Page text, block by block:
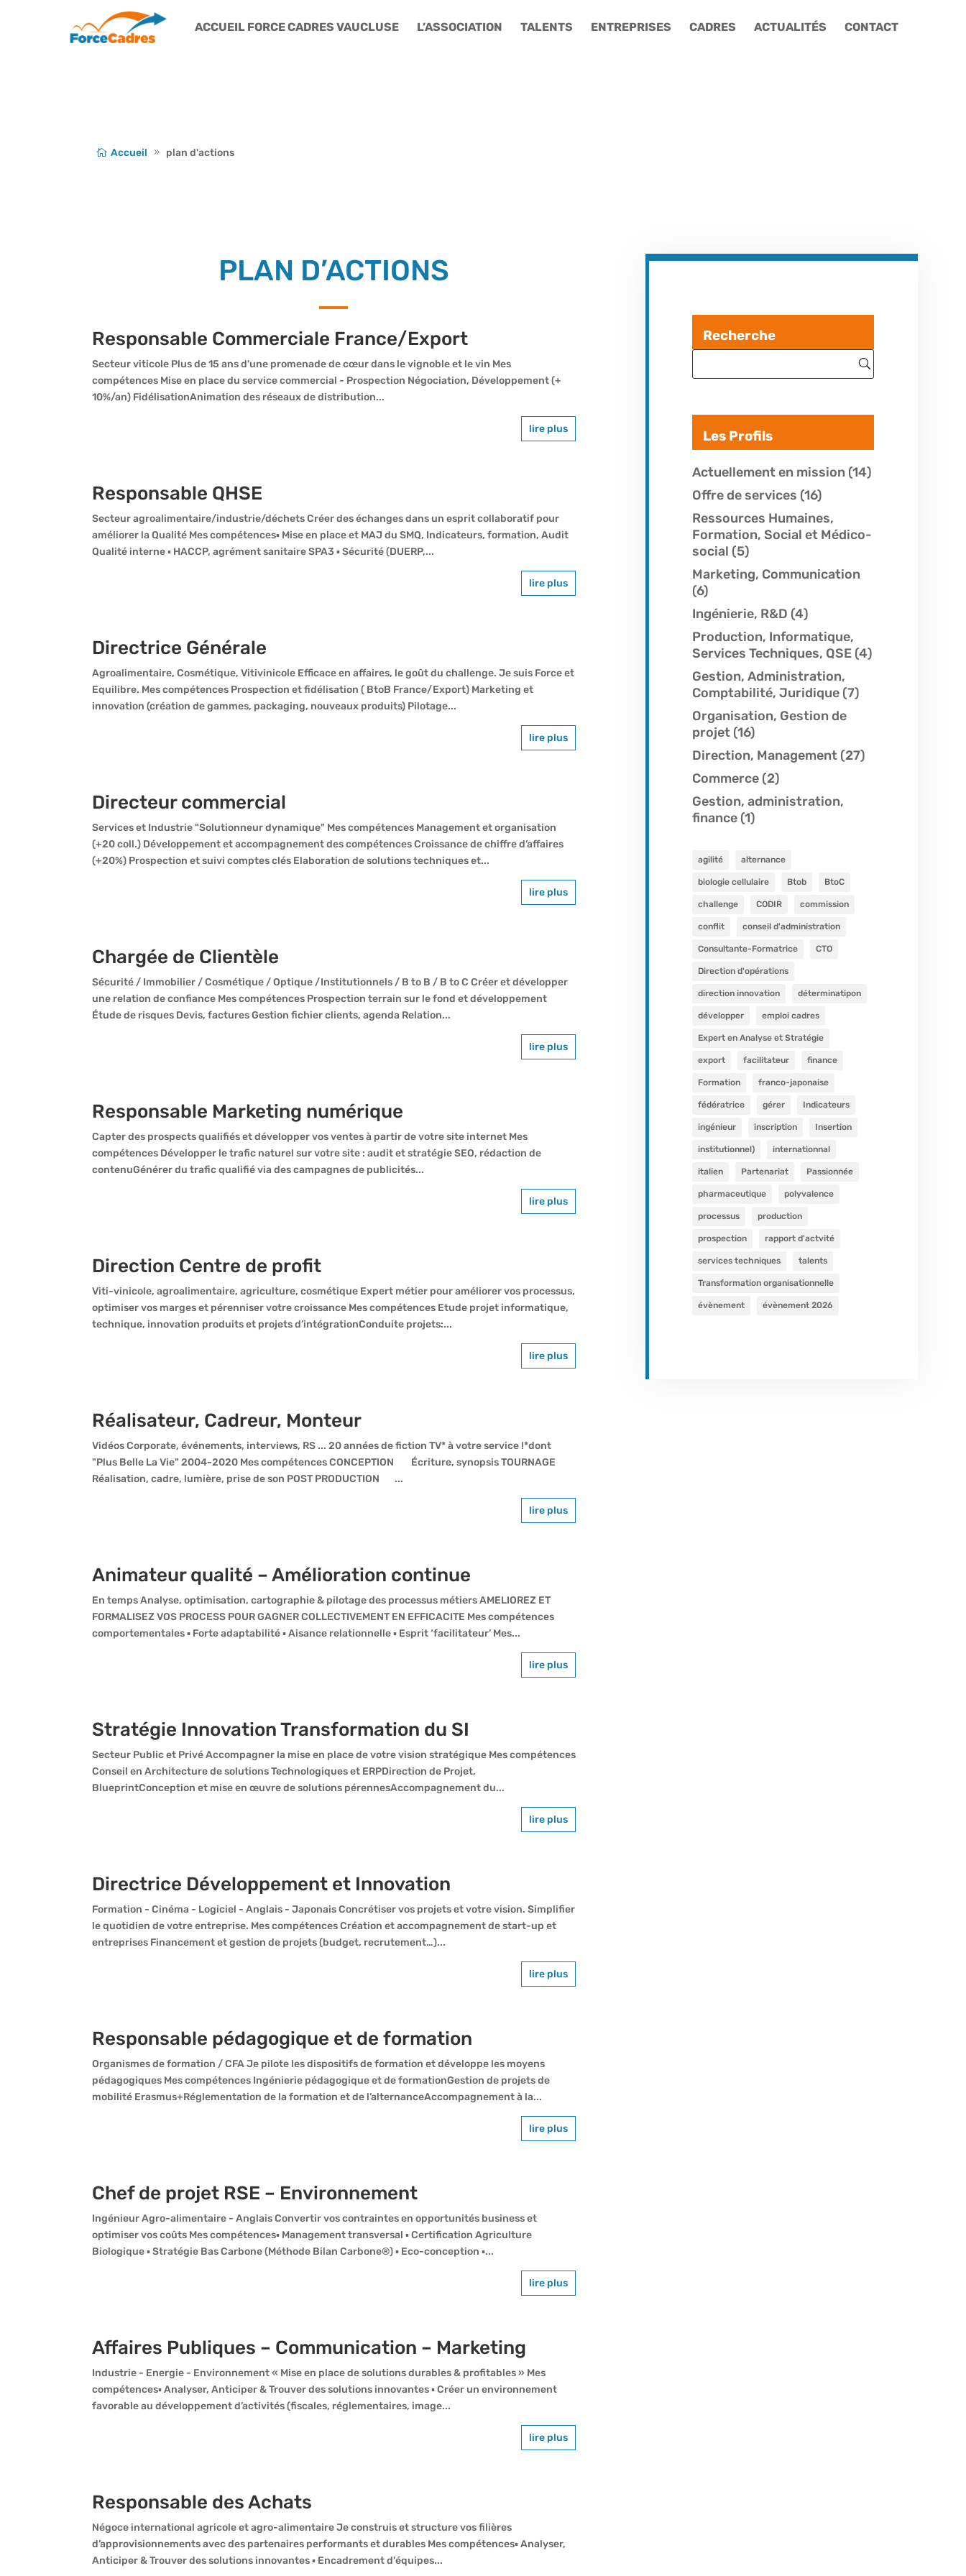
ACCUEIL FORCE CADRES VAUCLUSE L’ASSOCIATION TALENTS ENTREPRISES CADRES ACTUALITÉS CONTACT
Accueil plan d'actions
PLAN D’ACTIONS
Responsable Commerciale France/Export
Secteur viticole Plus de 15 ans d'une promenade de cœur dans le vignoble et le vin Mes
compétences Mise en place du service commercial - Prospection Négociation, Développement (+
10%/an) FidélisationAnimation des réseaux de distribution...
lire plus
Responsable QHSE
Secteur agroalimentaire/industrie/déchets Créer des échanges dans un esprit collaboratif pour
améliorer la Qualité Mes compétences▪ Mise en place et MAJ du SMQ, Indicateurs, formation, Audit
Qualité interne ▪ HACCP, agrément sanitaire SPA3 ▪ Sécurité (DUERP,...
lire plus
Directrice Générale
Agroalimentaire, Cosmétique, Vitivinicole Efficace en affaires, le goût du challenge. Je suis Force et
Equilibre. Mes compétences Prospection et fidélisation ( BtoB France/Export) Marketing et
innovation (création de gammes, packaging, nouveaux produits) Pilotage...
lire plus
Directeur commercial
Services et Industrie "Solutionneur dynamique" Mes compétences Management et organisation
(+20 coll.) Développement et accompagnement des compétences Croissance de chiffre d’affaires
(+20%) Prospection et suivi comptes clés Elaboration de solutions techniques et...
lire plus
Chargée de Clientèle
Sécurité / Immobilier / Cosmétique / Optique /Institutionnels / B to B / B to C Créer et développer
une relation de confiance Mes compétences Prospection terrain sur le fond et développement
Étude de risques Devis, factures Gestion fichier clients, agenda Relation...
lire plus
Responsable Marketing numérique
Capter des prospects qualifiés et développer vos ventes à partir de votre site internet Mes
compétences Développer le trafic naturel sur votre site : audit et stratégie SEO, rédaction de
contenuGénérer du trafic qualifié via des campagnes de publicités...
lire plus
Direction Centre de profit
Viti-vinicole, agroalimentaire, agriculture, cosmétique Expert métier pour améliorer vos processus,
optimiser vos marges et pérenniser votre croissance Mes compétences Etude projet informatique,
technique, innovation produits et projets d’intégrationConduite projets:...
lire plus
Réalisateur, Cadreur, Monteur
Vidéos Corporate, événements, interviews, RS ... 20 années de fiction TV* à votre service !*dont
"Plus Belle La Vie" 2004-2020 Mes compétences CONCEPTION Écriture, synopsis TOURNAGE
Réalisation, cadre, lumière, prise de son POST PRODUCTION ...
lire plus
Animateur qualité – Amélioration continue
En temps Analyse, optimisation, cartographie & pilotage des processus métiers AMELIOREZ ET
FORMALISEZ VOS PROCESS POUR GAGNER COLLECTIVEMENT EN EFFICACITE Mes compétences
comportementales ▪ Forte adaptabilité ▪ Aisance relationnelle ▪ Esprit ‘facilitateur’ Mes...
lire plus
Stratégie Innovation Transformation du SI
Secteur Public et Privé Accompagner la mise en place de votre vision stratégique Mes compétences
Conseil en Architecture de solutions Technologiques et ERPDirection de Projet,
BlueprintConception et mise en œuvre de solutions pérennesAccompagnement du...
lire plus
Directrice Développement et Innovation
Formation - Cinéma - Logiciel - Anglais - Japonais Concrétiser vos projets et votre vision. Simplifier
le quotidien de votre entreprise. Mes compétences Création et accompagnement de start-up et
entreprises Financement et gestion de projets (budget, recrutement…)...
lire plus
Responsable pédagogique et de formation
Organismes de formation / CFA Je pilote les dispositifs de formation et développe les moyens
pédagogiques Mes compétences Ingénierie pédagogique et de formationGestion de projets de
mobilité Erasmus+Réglementation de la formation et de l’alternanceAccompagnement à la...
lire plus
Chef de projet RSE – Environnement
Ingénieur Agro-alimentaire - Anglais Convertir vos contraintes en opportunités business et
optimiser vos coûts Mes compétences▪ Management transversal ▪ Certification Agriculture
Biologique ▪ Stratégie Bas Carbone (Méthode Bilan Carbone®) ▪ Eco-conception ▪...
lire plus
Affaires Publiques – Communication – Marketing
Industrie - Energie - Environnement « Mise en place de solutions durables & profitables » Mes
compétences▪ Analyser, Anticiper & Trouver des solutions innovantes ▪ Créer un environnement
favorable au développement d’activités (fiscales, réglementaires, image...
lire plus
Responsable des Achats
Négoce international agricole et agro-alimentaire Je construis et structure vos filières
d’approvisionnements avec des partenaires performants et durables Mes compétences▪ Analyser,
Anticiper & Trouver des solutions innovantes ▪ Encadrement d'équipes...
Recherche
Les Profils
Actuellement en mission (14)
Offre de services (16)
Ressources Humaines,
Formation, Social et Médico-
social (5)
Marketing, Communication
(6)
Ingénierie, R&D (4)
Production, Informatique,
Services Techniques, QSE (4)
Gestion, Administration,
Comptabilité, Juridique (7)
Organisation, Gestion de
projet (16)
Direction, Management (27)
Commerce (2)
Gestion, administration,
finance (1)
agilité alternance
biologie cellulaire Btob BtoC
challenge CODIR commission
conflit conseil d'administration
Consultante-Formatrice CTO
Direction d'opérations
direction innovation déterminatipon
développer emploi cadres
Expert en Analyse et Stratégie
export facilitateur finance
Formation franco-japonaise
fédératrice gérer Indicateurs
ingénieur inscription Insertion
institutionnel) internationnal
italien Partenariat Passionnée
pharmaceutique polyvalence
processus production
prospection rapport d'actvité
services techniques talents
Transformation organisationnelle
évènement évènement 2026